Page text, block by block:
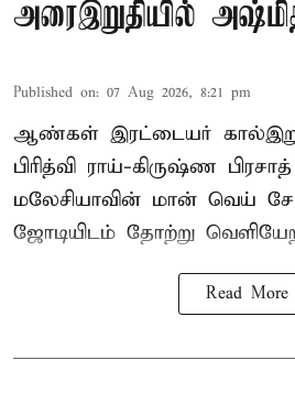
அரைஇறுதியில்
Published on: 07 Aug 2026, 8:21 pm
ஆண்கள் இரட்டையர்
பிரித்வி ராய்-கிருஷ்ண
மலேசியாவின் மான் வெய்
ஜோடியிடம் தோற்று
Read More